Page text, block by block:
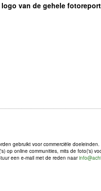
van de gehele
gebruikt voor commerciële doeleinden.
op online communities, mits de foto('s)
een e-mail met de reden naar